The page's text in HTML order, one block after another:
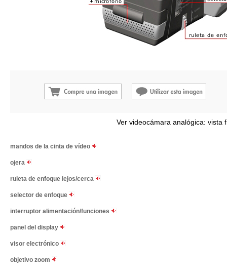
Ver videocámara analógica: vista
mandos de la cinta de vídeo
ojera
ruleta de enfoque lejos/cerca
selector de enfoque
interruptor alimentación/funciones
panel del display
visor electrónico
objetivo zoom